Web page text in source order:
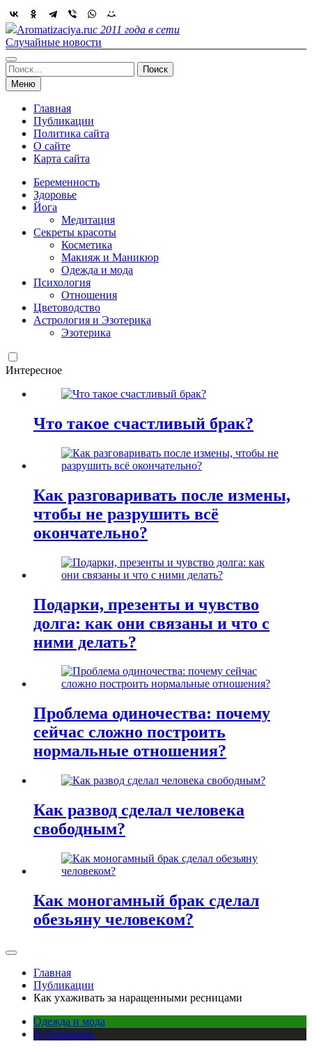
Skip
to
content
Aromatizaciya.ruс 2011 года в сети
Случайные новости
Найти:
Меню
Главная
Публикации
Политика сайта
О сайте
Карта сайта
Беременность
Здоровье
Йога
Медитация
Секреты красоты
Косметика
Макияж и Маникюр
Одежда и мода
Психология
Отношения
Цветоводство
Астрология и Эзотерика
Эзотерика
Интересное
Что такое счастливый брак?
Как разговаривать после измены,
чтобы не разрушить всё
окончательно?
Подарки, презенты и чувство
долга: как они связаны и что с
ними делать?
Проблема одиночества: почему
сейчас сложно построить
нормальные отношения?
Как развод сделал человека
свободным?
Как моногамный брак сделал
обезьяну человеком?
Главная
Публикации
Как ухаживать за наращенными ресницами
Одежда и мода
Публикации